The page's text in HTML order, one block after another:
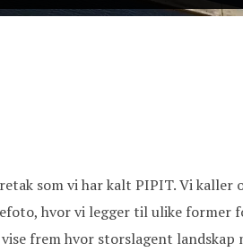
som vi har kalt PIPIT. Vi
hvor vi legger til ulike former
frem hvor storslagent landskap